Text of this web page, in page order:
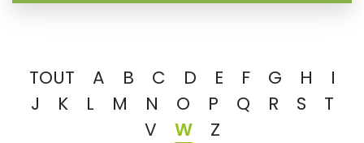
TOUT A B C D E F G H
I
J
K L M N O P Q R S
T
V
W Z